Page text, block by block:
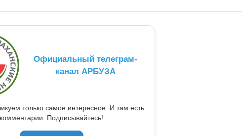
Официальный телеграм-
канал АРБУЗА
только самое интересное. И там есть
комментарии. Подписывайтесь!